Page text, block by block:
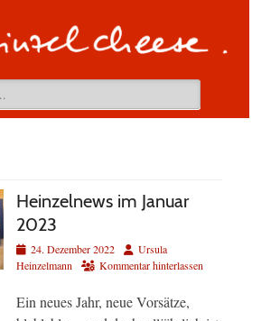
Heinzelnews im Januar
2023
Veröffentlicht
am
24. Dezember 2022 AutorUrsula
Heinzelmann
Kommentar hinterlassen
Ein neues Jahr, neue Vorsätze,